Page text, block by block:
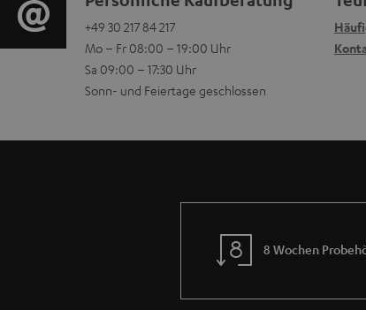
o
n
n
a
t
i
o
i
o
-
L
o
n
a
+49 30 217 84 217
Mo – Fr 08:00 – 19:00 Uhr
Sa 09:00 – 17:30 Uhr
Sonn- und Feiertage geschlossen
8 Wochen